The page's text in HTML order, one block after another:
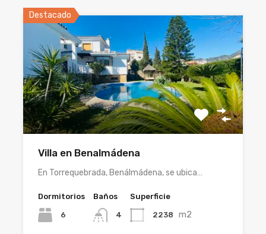
Destacado
Villa en Benalmádena
En Torrequebrada, Benálmádena, se ubica…
Dormitorios
6
Baños
4
Superficie
2238 m2